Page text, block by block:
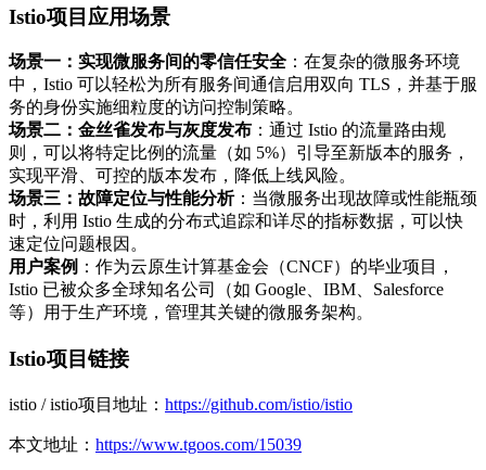
Istio项目应用场景
场景一：实现微服务间的零信任安全 ：在复杂的微服务环境
中，Istio 可以轻松为所有服务间通信启用双向 TLS，并基于服
务的身份实施细粒度的访问控制策略。
场景二：金丝雀发布与灰度发布 ：通过 Istio 的流量路由规
则，可以将特定比例的流量（如 5%）引导至新版本的服务，
实现平滑、可控的版本发布，降低上线风险。
场景三：故障定位与性能分析：当微服务出现故障或性能瓶颈
时，利用 Istio 生成的分布式追踪和详尽的指标数据，可以快
速定位问题根因。
用户案例 ：作为云原生计算基金会（CNCF）的毕业项目，
Istio 已被众多全球知名公司（如 Google、IBM、Salesforce
等）用于生产环境，管理其关键的微服务架构。
Istio项目链接
istio / istio项目地址： https://github.com/istio/istio
本文地址： https://www.tgoos.com/15039